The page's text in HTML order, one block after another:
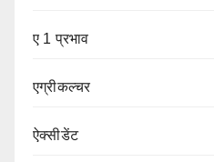
ए 1 प्रभाव
एग्रीकल्चर
ऐक्सीडेंट